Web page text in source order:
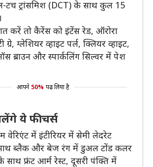
ट्रांसमिश (DCT) के साथ कुल 15
करें तो कैरेंस को इंटेंस रेड, ऑरोरा
ग्रे, ग्लेशियर व्हाइट पर्ल, क्लियर व्हाइट,
ब्राउन और स्पार्कलिंग सिल्वर में पेश
आपने 50% पढ़ लिया है
ये फीचर्स
वेरिएंट में इंटीरियर में सेमी लेदरेट
साथ ब्लैक और बेज रंग में डुअल टोंड कलर
साथ फ्रंट आर्म रेस्ट, दूसरी पंक्ति में